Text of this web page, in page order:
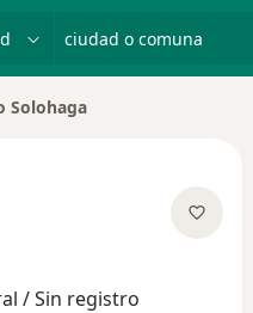
Solohaga
/ Sin registro